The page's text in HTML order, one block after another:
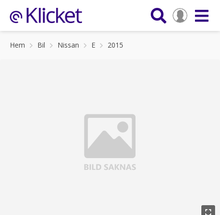
Hem Bil Nissan E 2015